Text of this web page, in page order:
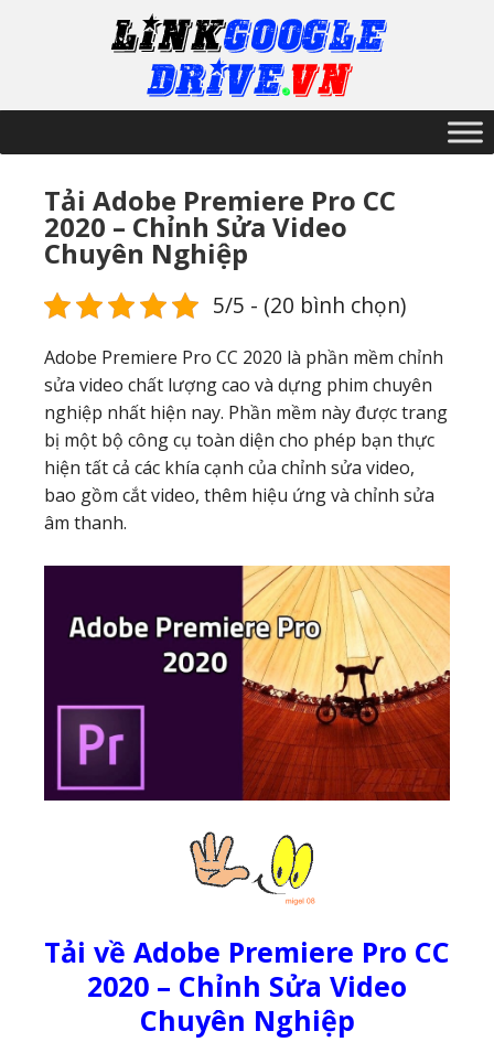
Tải Adobe Premiere Pro CC
2020 – Chỉnh Sửa Video
Chuyên Nghiệp
5/5 - (20 bình chọn)
Adobe Premiere Pro CC 2020 là phần mềm chỉnh
sửa video chất lượng cao và dựng phim chuyên
nghiệp nhất hiện nay. Phần mềm này được trang
bị một bộ công cụ toàn diện cho phép bạn thực
hiện tất cả các khía cạnh của chỉnh sửa video,
bao gồm cắt video, thêm hiệu ứng và chỉnh sửa
âm thanh.
Tải về Adobe Premiere Pro CC
2020 – Chỉnh Sửa Video
Chuyên Nghiệp